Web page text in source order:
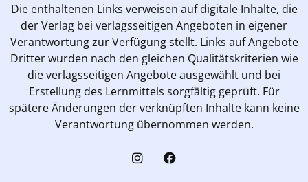
Die enthaltenen Links verweisen auf digitale Inhalte, die
der Verlag bei verlagsseitigen Angeboten in eigener
Verantwortung zur Verfügung stellt. Links auf Angebote
Dritter wurden nach den gleichen Qualitätskriterien wie
die verlagsseitigen Angebote ausgewählt und bei
Erstellung des Lernmittels sorgfältig geprüft. Für
spätere Änderungen der verknüpften Inhalte kann keine
Verantwortung übernommen werden.